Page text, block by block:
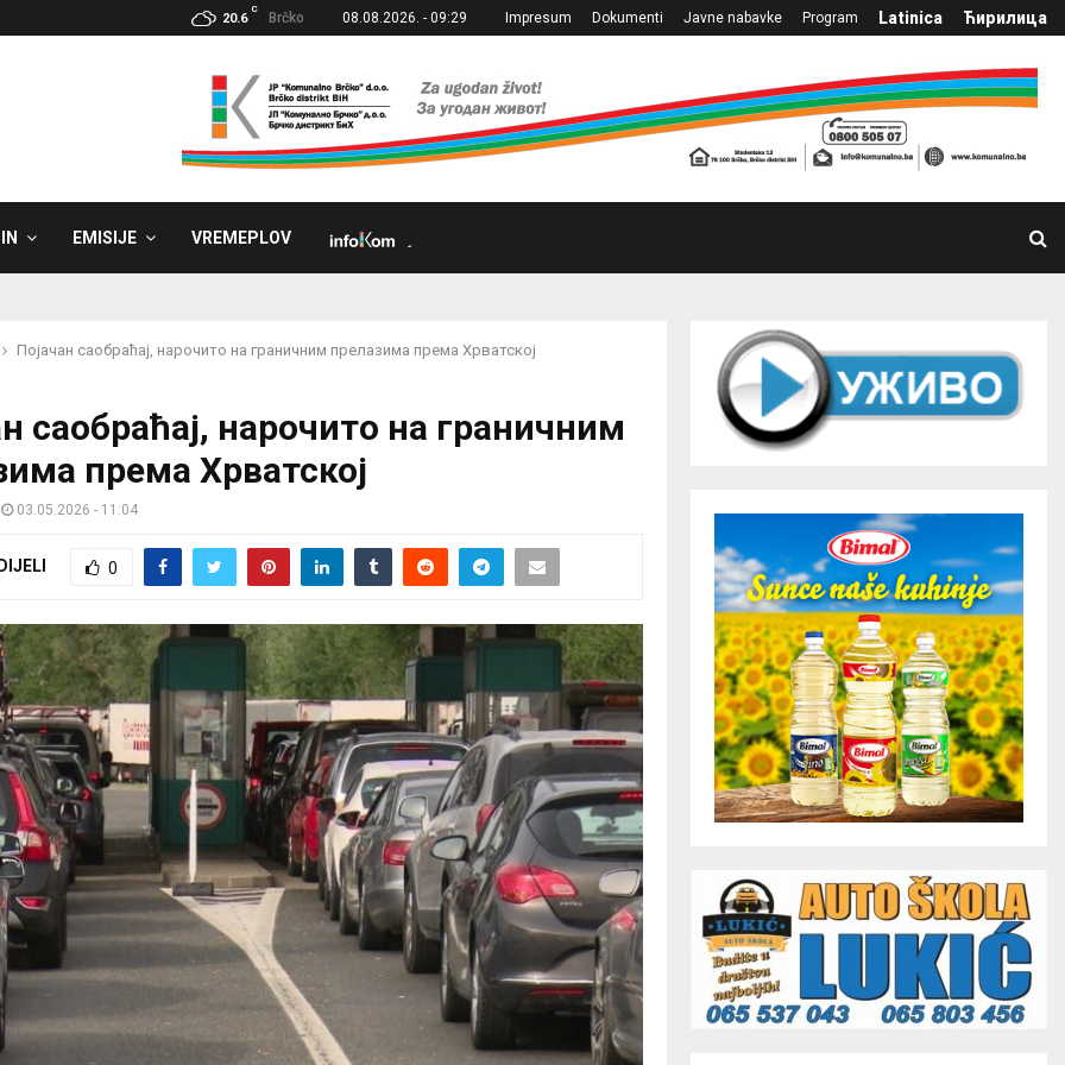
20.6
C
Brčko 08.08.2026. - 09:29 Impresum Dokumenti Javne nabavke Program Latinica Ћирилица
EMISIJE VREMEPLOV
Појачан саобраћај, нарочито на граничним прелазима према Хрватској
саобраћај, нарочито на граничним
према Хрватској
03.05.2026 - 11:04
0